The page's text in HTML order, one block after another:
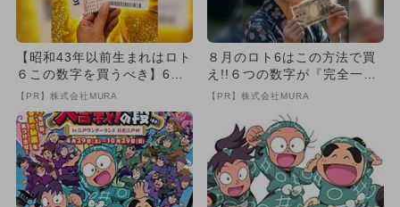
【昭和43年以前生まれはロト
６この数字を買うべき】6つ
の数字が「完全一致」する
【PR】株式会社MURA
８月のロト6はこの方法で買
え!!６つの数字が『完全一
致』する方法
【PR】株式会社MURA